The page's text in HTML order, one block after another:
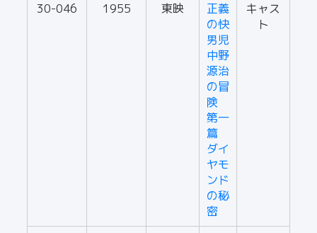
30-046 1955 東映
正義
の快
男児
中野
源治
の冒
険
第一
篇
ダイ
ヤモ
ンド
の秘
密
キャス
ト